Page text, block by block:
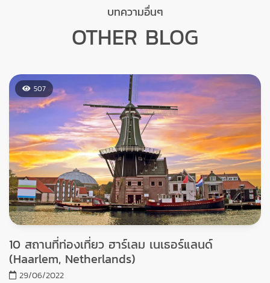
บทความอื่นๆ
OTHER BLOG
507
10 สถานที่ท่องเที่ยว ฮาร์เลม เนเธอร์แลนด์
(Haarlem, Netherlands)
29/06/2022